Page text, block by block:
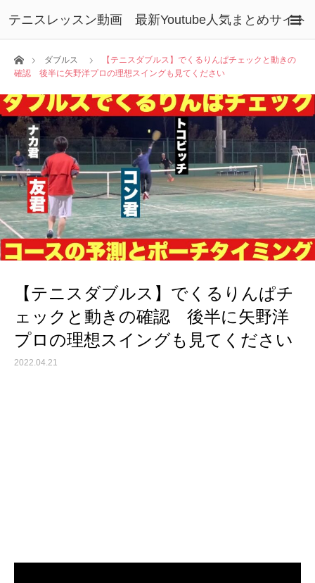
テニスレッスン動画 最新Youtube人気まとめサイト
ホームダブルス
【テニスダブルス】でくるりんぱチェックと動きの
確認 後半に矢野洋プロの理想スイングも見てください
【テニスダブルス】でくるりんぱチ
ェックと動きの確認 後半に矢野洋
プロの理想スイングも見てください
2022.04.21